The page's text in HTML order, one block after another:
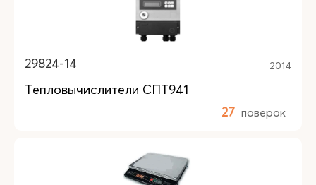
29824-14 2014
Тепловычислители СПТ941
27 поверок